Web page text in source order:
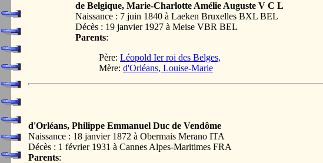
de Belgique, Marie-Charlotte Amélie Auguste V C L
Naissance : 7 juin 1840 à Laeken Bruxelles BXL BEL
Décès : 19 janvier 1927 à Meise VBR BEL
Parents:
Père: Léopold Ier roi des Belges,
Mère: d'Orléans, Louise-Marie
d'Orléans, Philippe Emmanuel Duc de Vendôme
Naissance : 18 janvier 1872 à Obermais Merano ITA
Décès : 1 février 1931 à Cannes Alpes-Maritimes FRA
Parents: